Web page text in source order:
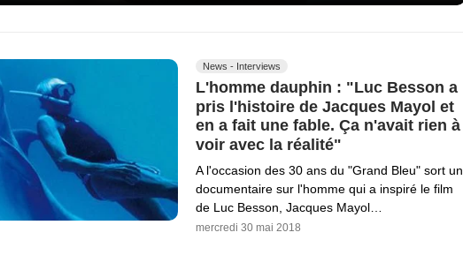
News - Interviews
L'homme dauphin : "Luc Besson a
pris l'histoire de Jacques Mayol et
en a fait une fable. Ça n'avait rien à
voir avec la réalité"
A l'occasion des 30 ans du "Grand Bleu" sort un
documentaire sur l'homme qui a inspiré le film
de Luc Besson, Jacques Mayol…
mercredi 30 mai 2018